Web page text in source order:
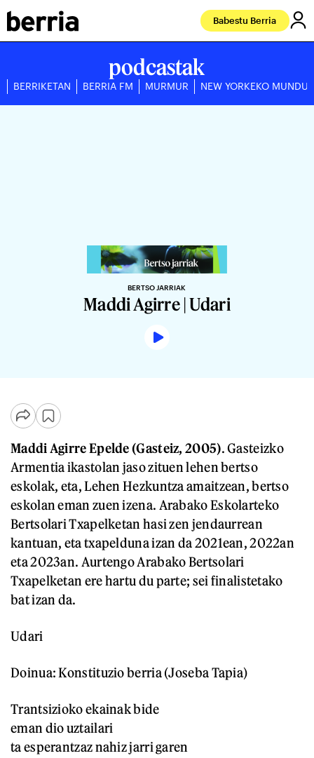
Babestu Berria
podcastak
BERRIKETAN BERRIA FM MURMUR NEW YORKEKO
BERTSO JARRIAK
Maddi Agirre | Udari
Maddi Agirre Epelde (Gasteiz, 2005). Gasteizko
Armentia ikastolan jaso zituen lehen bertso
eskolak, eta, Lehen Hezkuntza amaitzean, bertso
eskolan eman zuen izena. Arabako Eskolarteko
Bertsolari Txapelketan hasi zen jendaurrean
kantuan, eta txapelduna izan da 2021ean, 2022an
eta 2023an. Aurtengo Arabako Bertsolari
Txapelketan ere hartu du parte; sei finalistetako
bat izan da.
Udari
Doinua: Konstituzio berria (Joseba Tapia)
Trantsizioko ekainak bide
eman dio uztailari
ta esperantzaz nahiz jarri garen